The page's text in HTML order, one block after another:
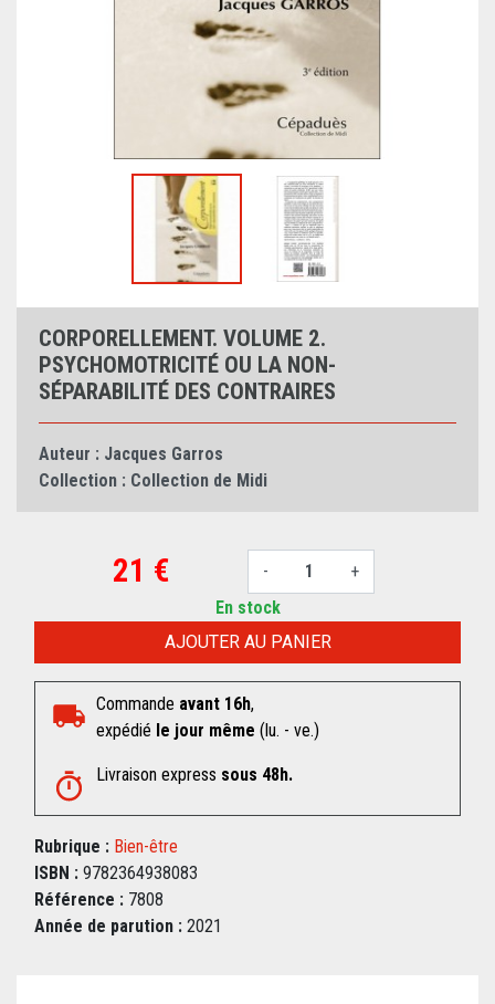
CORPORELLEMENT. VOLUME 2.
PSYCHOMOTRICITÉ OU LA NON-
SÉPARABILITÉ DES CONTRAIRES
Auteur : Jacques Garros
Collection : Collection de Midi
21 € - +
AJOUTER AU PANIER
En stock
Commande avant 16h,
expédié le jour même (lu. - ve.)
Livraison express sous 48h.
Rubrique : Bien-être
ISBN : 9782364938083
Référence : 7808
Année de parution : 2021